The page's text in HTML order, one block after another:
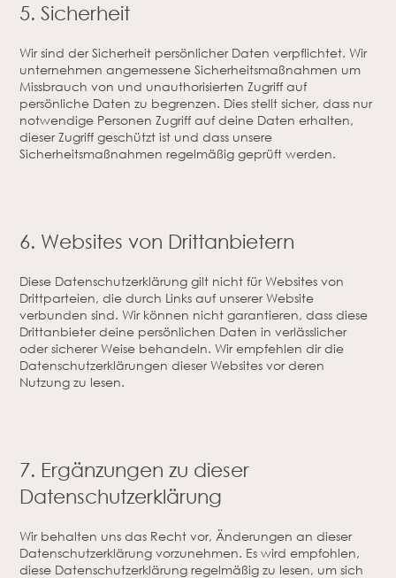
5. Sicherheit
Wir sind der Sicherheit persönlicher Daten verpflichtet. Wir
unternehmen angemessene Sicherheitsmaßnahmen um
Missbrauch von und unauthorisierten Zugriff auf
persönliche Daten zu begrenzen. Dies stellt sicher, dass nur
notwendige Personen Zugriff auf deine Daten erhalten,
dieser Zugriff geschützt ist und dass unsere
Sicherheitsmaßnahmen regelmäßig geprüft werden.
6. Websites von Drittanbietern
Diese Datenschutzerklärung gilt nicht für Websites von
Drittparteien, die durch Links auf unserer Website
verbunden sind. Wir können nicht garantieren, dass diese
Drittanbieter deine persönlichen Daten in verlässlicher
oder sicherer Weise behandeln. Wir empfehlen dir die
Datenschutzerklärungen dieser Websites vor deren
Nutzung zu lesen.
7. Ergänzungen zu dieser
Datenschutzerklärung
Wir behalten uns das Recht vor, Änderungen an dieser
Datenschutzerklärung vorzunehmen. Es wird empfohlen,
diese Datenschutzerklärung regelmäßig zu lesen, um sich